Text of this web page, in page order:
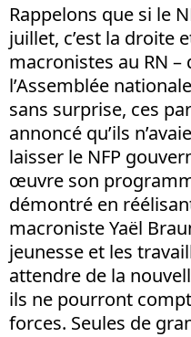
Rappelons que si le
juillet, c’est la droite
macronistes au RN
l’Assemblée
sans surprise, ces
annoncé qu’ils
laisser le NFP
œuvre son
démontré en
macroniste Yaël
jeunesse et les
attendre de la
ils ne pourront
forces. Seules de